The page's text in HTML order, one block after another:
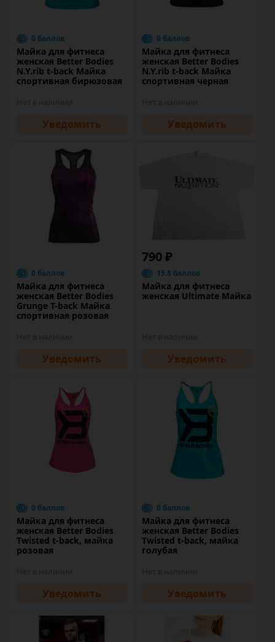
0 баллов
Майка для фитнеса
женская Better Bodies
N.Y.rib t-back Майка
спортивная бирюзовая
Уведомить
0 баллов
Майка для фитнеса
женская Better Bodies
N.Y.rib t-back Майка
спортивная черная
Уведомить
0 баллов
Майка для фитнеса
женская Better Bodies
Grunge T-back Майка
спортивная розовая
Уведомить
790 ₽
15.8 баллов
Майка для фитнеса
женская Ultimate Майка
Уведомить
0 баллов
Майка для фитнеса
женская Better Bodies
Twisted t-back, майка
розовая
Уведомить
0 баллов
Майка для фитнеса
женская Better Bodies
Twisted t-back, майка
голубая
Уведомить